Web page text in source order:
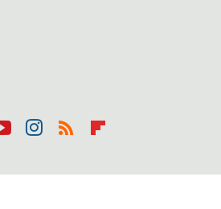
agr
boa